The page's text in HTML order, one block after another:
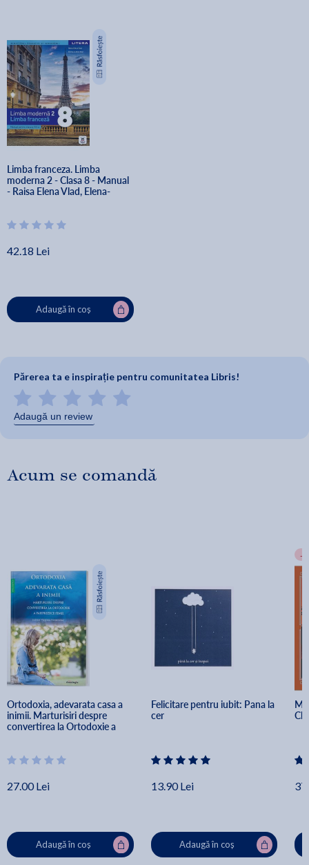
Limba franceza. Limba
moderna 2 - Clasa 8 - Manual
- Raisa Elena Vlad, Elena-
42.18 Lei
Adaugă în coș
Părerea ta e inspirație pentru comunitatea Libris!
Adaugă un review
Acum se comandă
Ortodoxia, adevarata casa a
inimii. Marturisiri despre
convertirea la Ortodoxie a
27.00 Lei
Adaugă în coș
Felicitare pentru iubit: Pana la
cer
13.90 Lei
Adaugă în coș
-